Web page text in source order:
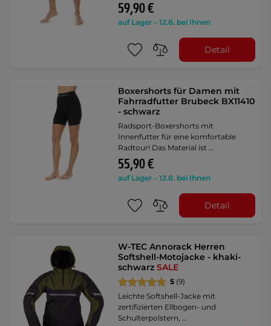
59,90 €
auf Lager – 12.8. bei Ihnen
Detail
Boxershorts für Damen mit
Fahrradfutter Brubeck BX11410
- schwarz
Radsport-Boxershorts mit
Innenfutter für eine komfortable
Radtour! Das Material ist …
55,90 €
auf Lager – 12.8. bei Ihnen
Detail
W-TEC Annorack Herren
Softshell-Motojacke - khaki-
schwarzSALE
5 (9)
Leichte Softshell-Jacke mit
zertifizierten Ellbogen- und
Schulterpolstern, …